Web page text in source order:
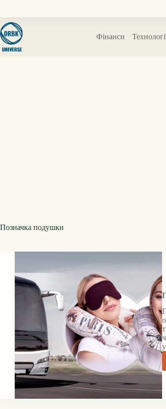
вмісту
Фінанси
Позначка подушки